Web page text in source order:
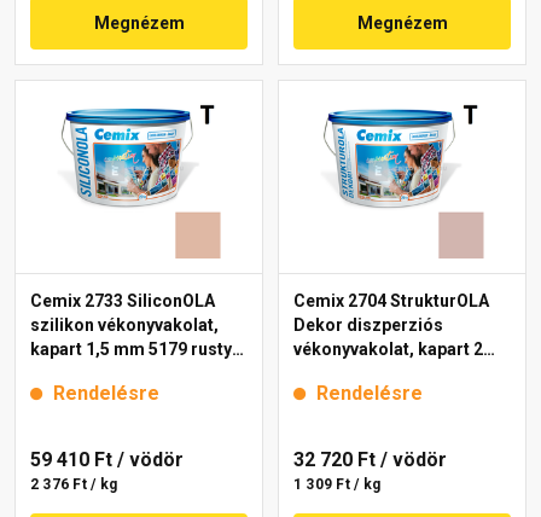
Megnézem Megnézem
Cemix 2733 SiliconOLA
szilikon vékonyvakolat,
kapart 1,5 mm 5179 rusty
Rendelésre
59 410 Ft / vödör
2 376 Ft / kg
Cemix 2704 StrukturOLA
Dekor diszperziós
vékonyvakolat, kapart 2
Rendelésre
32 720 Ft / vödör
1 309 Ft / kg